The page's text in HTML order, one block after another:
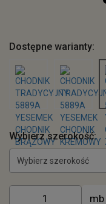
Dostępne warianty:
Wybierz szerokość:
Wybierz szerokość